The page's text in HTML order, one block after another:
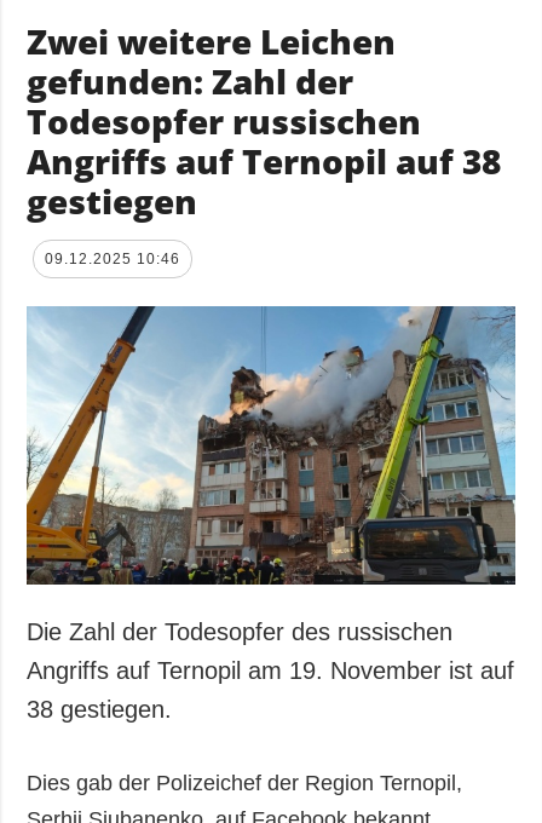
Zwei weitere Leichen
gefunden: Zahl der
Todesopfer russischen
Angriffs auf Ternopil auf 38
gestiegen
09.12.2025 10:46
Die Zahl der Todesopfer des russischen
Angriffs auf Ternopil am 19. November ist auf
38 gestiegen.
Dies gab der Polizeichef der Region Ternopil,